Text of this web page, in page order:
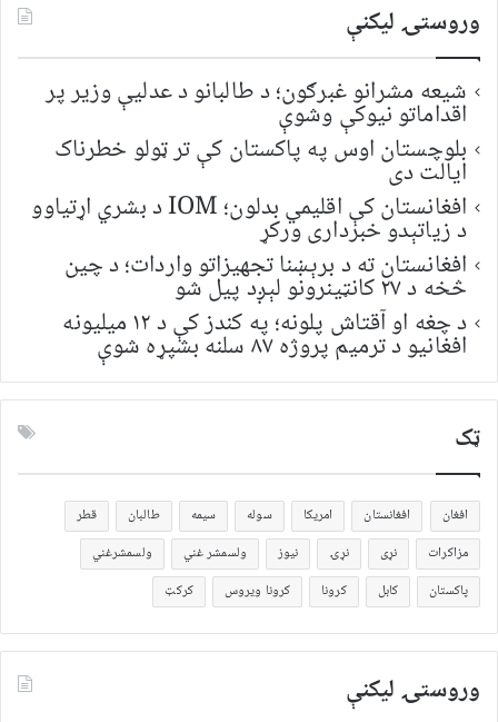
وروستۍ ليکنې
شیعه مشرانو غبرګون؛ د طالبانو د عدلیې وزیر پر
اقداماتو نیوکې وشوې
بلوچستان اوس په پاکستان کې تر ټولو خطرناک
ایالت دی
افغانستان کې اقلیمي بدلون؛ IOM د بشري اړتیاوو
د زیاتېدو خبرداری ورکړ
افغانستان ته د برېښنا تجهیزاتو واردات؛ د چین
څخه د ۲۷ کانټینرونو لېږد پیل شو
د چغه او آقتاش پلونه؛ په کندز کې د ۱۲ میلیونه
افغانیو د ترمیم پروژه ۸۷ سلنه بشپړه شوې
ټک
افغان افغانستان امریکا سوله سیمه طالبان
قطر
مزاکرات
نړی نړۍ نیوز ولسمشر غني
ولسمشرغني
پاکستان
کابل کرونا کرونا ویروس کرکټ
وروستۍ ليکنې